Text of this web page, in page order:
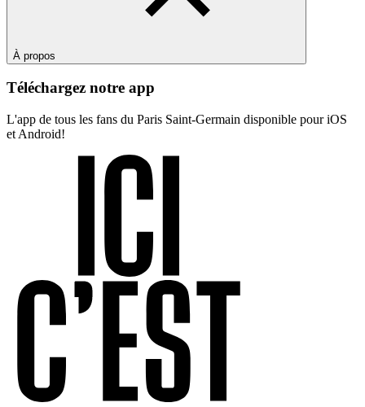
À propos
Téléchargez notre app
L'app de tous les fans du Paris Saint-Germain disponible pour iOS
et Android!